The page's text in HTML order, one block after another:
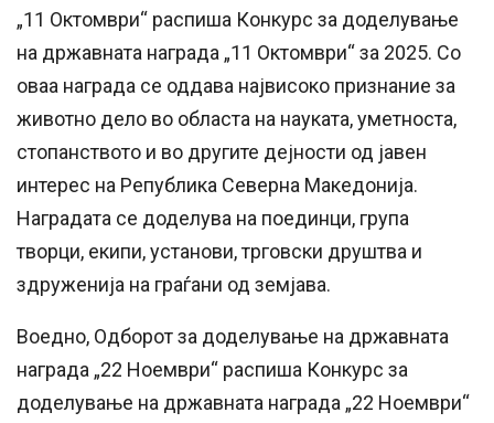
„11 Октомври“ распиша Конкурс за доделување
на државната награда „11 Октомври“ за 2025. Со
оваа награда се оддава највисоко признание за
животно дело во областа на науката, уметноста,
стопанството и во другите дејности од јавен
интерес на Република Северна Македонија.
Наградата се доделува на поединци, група
творци, екипи, установи, трговски друштва и
здруженија на граѓани од земјава.
Воедно, Одборот за доделување на државната
награда „22 Ноември“ распиша Конкурс за
доделување на државната награда „22 Ноември“